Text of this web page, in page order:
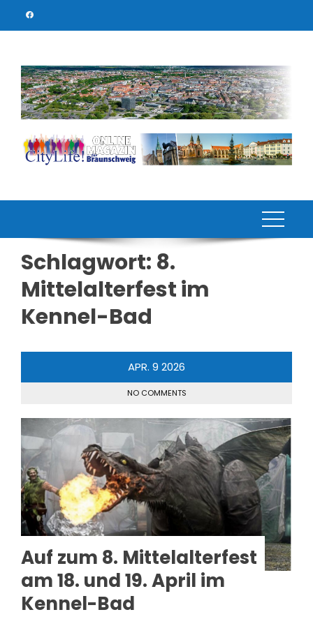
Schlagwort: 8.
Mittelalterfest im
Kennel-Bad
APR. 9 2026
NO COMMENTS
Auf zum 8. Mittelalterfest
am 18. und 19. April im
Kennel-Bad